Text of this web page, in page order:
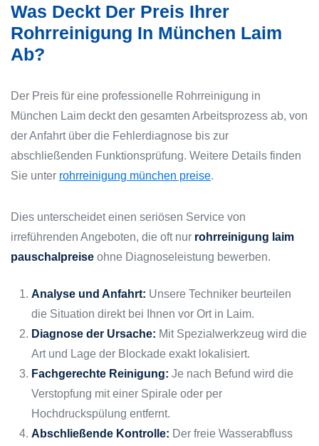
Was Deckt Der Preis Ihrer
Rohrreinigung In München Laim
Ab?
Der Preis für eine professionelle Rohrreinigung in
München Laim deckt den gesamten Arbeitsprozess ab, von
der Anfahrt über die Fehlerdiagnose bis zur
abschließenden Funktionsprüfung. Weitere Details finden
Sie unter rohrreinigung münchen preise.
Dies unterscheidet einen seriösen Service von
irreführenden Angeboten, die oft nur rohrreinigung laim
pauschalpreise ohne Diagnoseleistung bewerben.
Analyse und Anfahrt: Unsere Techniker beurteilen
die Situation direkt bei Ihnen vor Ort in Laim.
Diagnose der Ursache: Mit Spezialwerkzeug wird die
Art und Lage der Blockade exakt lokalisiert.
Fachgerechte Reinigung: Je nach Befund wird die
Verstopfung mit einer Spirale oder per
Hochdruckspülung entfernt.
Abschließende Kontrolle: Der freie Wasserabfluss